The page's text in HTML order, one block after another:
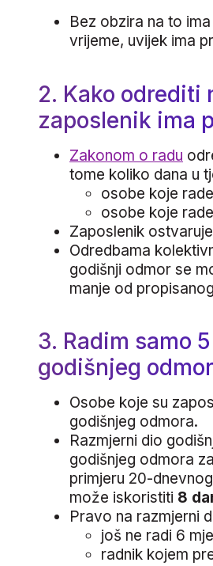
Bez obzira na to
vrijeme, uvijek ima
2. Kako odrediti
zaposlenik ima
Zakonom o radu
tome koliko dana u
osobe koje rade
osobe koje rade
Zaposlenik
Odredbama
godišnji odmor se
manje od
3. Radim samo
godišnjeg
Osobe koje su
godišnjeg odmora.
Razmjerni dio
godišnjeg odmora
primjeru 20-
može iskoristiti 8
Pravo na razmjerni
još ne radi 6
radnik kojem